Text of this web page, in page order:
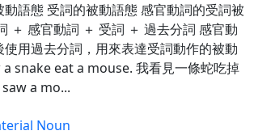
語態 受詞的被動語態 感官動詞的受詞被
＋ 感官動詞 ＋ 受詞 ＋ 過去分詞 感官動
用過去分詞，用來表達受詞動作的被動
a snake eat a mouse. 我看見一條蛇吃掉
a mo...
Noun